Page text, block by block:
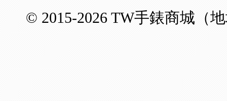
© 2015-2026 TW手錶商城（